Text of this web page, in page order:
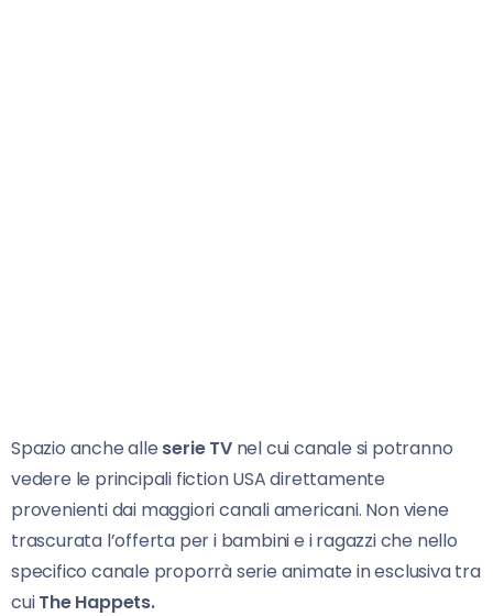
Spazio anche alle serie TVnel cui canale si potranno
vedere le principali fiction USA direttamente
provenienti dai maggiori canali americani. Non viene
trascurata l’offerta per i bambini e i ragazzi che nello
specifico canale proporrà serie animate in esclusiva tra
cuiThe Happets.